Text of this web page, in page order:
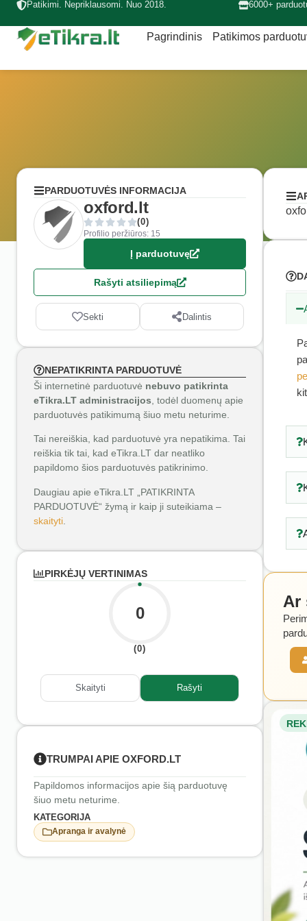
Patikimi. Nepriklausomi. Nuo 2018. 6000+
Pagrindinis Patikimos
PARDUOTUVĖS INFORMACIJA
oxford.lt
(0)
Profilio peržiūros: 15
Į parduotuvę
Rašyti atsiliepimą
Sekti Dalintis
NEPATIKRINTA PARDUOTUVĖ
Ši internetinė parduotuvė nebuvo patikrinta
eTikra.LT administracijos , todėl duomenų apie
parduotuvės patikimumą šiuo metu neturime.
Tai nereiškia, kad parduotuvė yra nepatikima. Tai
reiškia tik tai, kad eTikra.LT dar neatliko
papildomo šios parduotuvės patikrinimo.
Daugiau apie eTikra.LT „PATIKRINTA
PARDUOTUVĖ“ žymą ir kaip ji suteikiama –
skaityti
PIRKĖJŲ VERTINIMAS
0
(0)
Skaityti Rašyti
TRUMPAI APIE OXFORD.LT
Papildomos informacijos apie šią parduotuvę
šiuo metu neturime.
KATEGORIJA
Apranga ir avalynė
Ar